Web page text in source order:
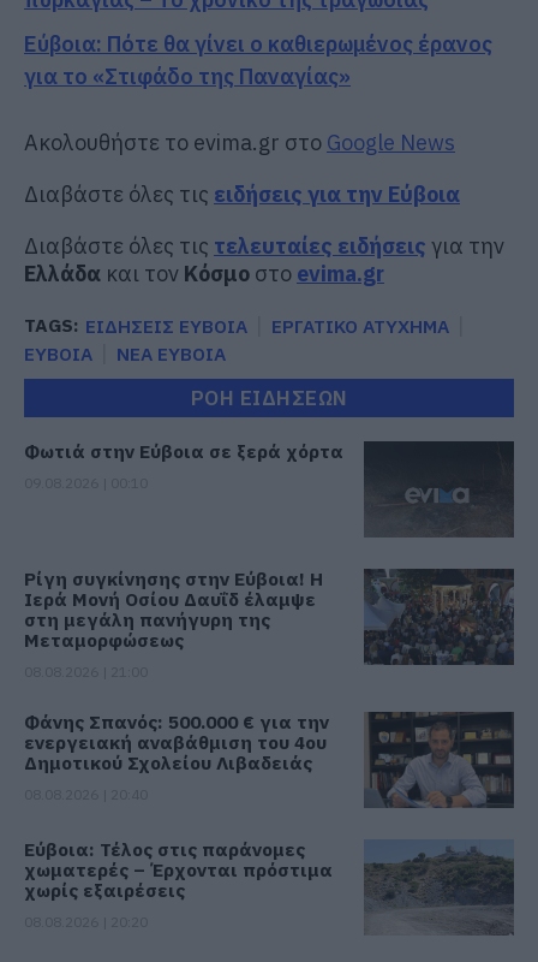
Εύβοια: Πότε θα γίνει ο καθιερωμένος έρανος
για το «Στιφάδο της Παναγίας»
Ακολουθήστε το evima.gr στο Google News
Διαβάστε όλες τις ειδήσεις για την Εύβοια
Διαβάστε όλες τις τελευταίες ειδήσεις για την
Ελλάδα και τον Κόσμο στο evima.gr
TAGS: ΕΙΔΗΣΕΙΣ ΕΥΒΟΙΑ
ΕΡΓΑΤΙΚΟ ΑΤΥΧΗΜΑ
ΕΥΒΟΙΑ
ΝΕΑ ΕΥΒΟΙΑ
ΡΟΗ ΕΙΔΗΣΕΩΝ
Φωτιά στην Εύβοια σε ξερά χόρτα
Ρίγη συγκίνησης στην Εύβοια! Η
Ιερά Μονή Οσίου Δαυΐδ έλαμψε
στη μεγάλη πανήγυρη της
Μεταμορφώσεως
Φάνης Σπανός: 500.000 € για την
ενεργειακή αναβάθμιση του 4ου
Δημοτικού Σχολείου Λιβαδειάς
Εύβοια: Τέλος στις παράνομες
χωματερές – Έρχονται πρόστιμα
χωρίς εξαιρέσεις